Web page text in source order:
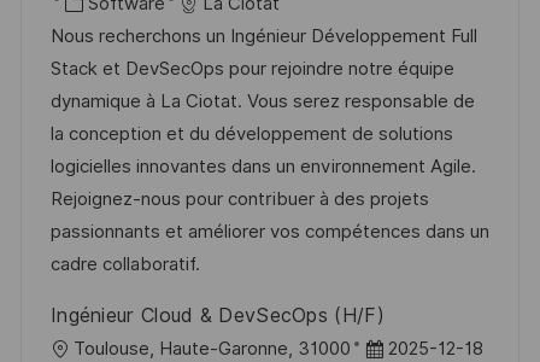
a
t
i
o
n
s
t
e
d
D
a
t
e
b
I
d
a
t
e
g
o
r
y
Nous recherchons un Ingénieur Développement Full
Stack et DevSecOps pour rejoindre notre équipe
dynamique à La Ciotat. Vous serez responsable de
la conception et du développement de solutions
logicielles innovantes dans un environnement Agile.
Rejoignez-nous pour contribuer à des projets
passionnants et améliorer vos compétences dans un
cadre collaboratif.
Ingénieur Cloud & DevSecOps (H/F)
L
Toulouse, Haute-Garonne, 31000
P 2025-12-18